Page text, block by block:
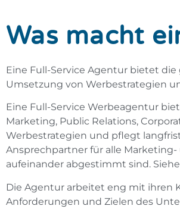
Was macht
Eine Full-Service Agentur bietet
Umsetzung von Werbestrategien
Eine Full-Service Werbeagentur
Marketing, Public Relations,
Werbestrategien und pflegt
Ansprechpartner für alle
aufeinander abgestimmt sind.
Die Agentur arbeitet eng mit ihren
Anforderungen und Zielen des